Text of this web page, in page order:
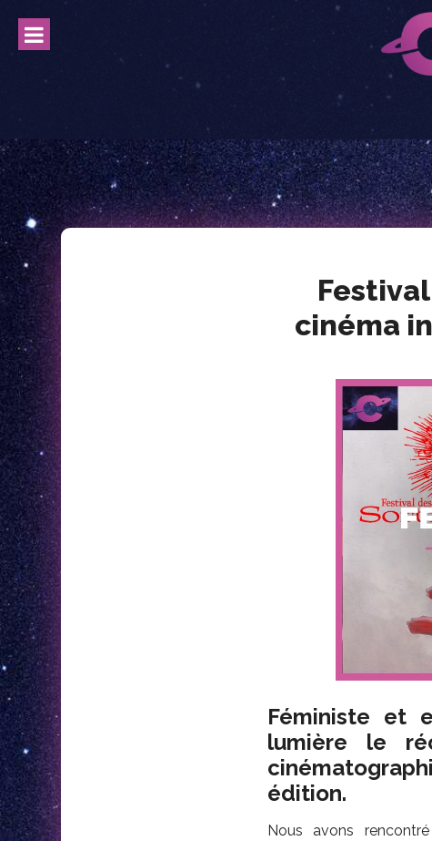
content
cinéma
Féministe et
lumière le
édition.
Nous avons rencontré